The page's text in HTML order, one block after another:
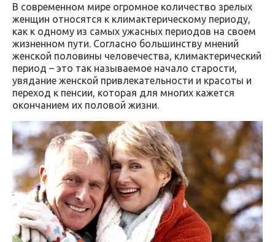
В современном мире огромное количество зрелых
женщин относятся к климактерическому периоду,
как к одному из самых ужасных периодов на своем
жизненном пути. Согласно большинству мнений
женской половины человечества, климактерический
период – это так называемое начало старости,
увядание женской привлекательности и красоты и
переход к пенсии, которая для многих кажется
окончанием их половой жизни.